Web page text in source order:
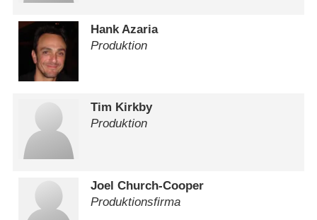
Hank Azaria
Produktion
Tim Kirkby
Produktion
Joel Church-Cooper
Produktionsfirma